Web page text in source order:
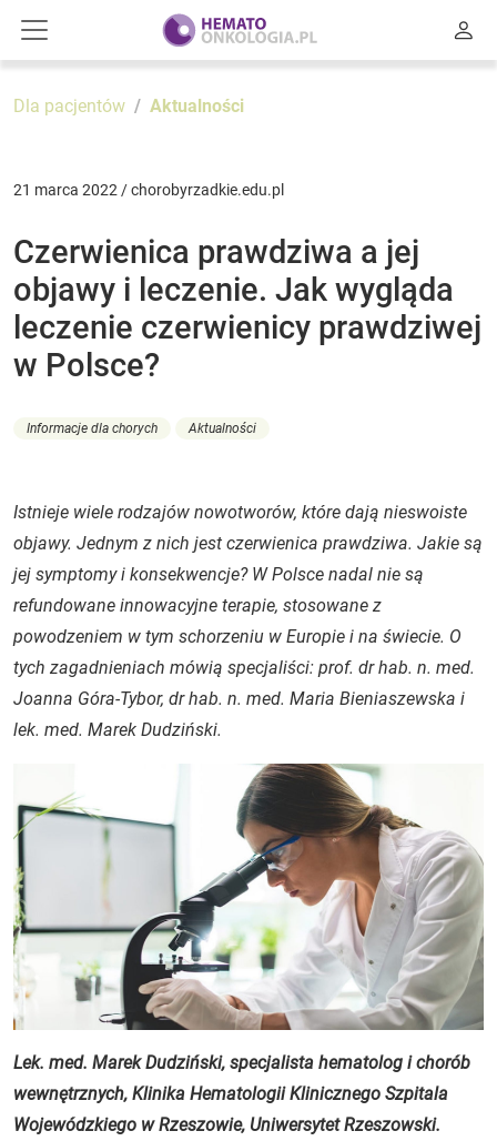
Dla pacjentów Aktualności
21 marca 2022 / chorobyrzadkie.edu.pl
Czerwienica prawdziwa a jej
objawy i leczenie. Jak wygląda
leczenie czerwienicy prawdziwej
w Polsce?
Informacje dla chorych Aktualności
Istnieje wiele rodzajów nowotworów, które dają nieswoiste
objawy. Jednym z nich jest czerwienica prawdziwa. Jakie są
jej symptomy i konsekwencje? W Polsce nadal nie są
refundowane innowacyjne terapie, stosowane z
powodzeniem w tym schorzeniu w Europie i na świecie. O
tych zagadnieniach mówią specjaliści: prof. dr hab. n. med.
Joanna Góra-Tybor, dr hab. n. med. Maria Bieniaszewska i
lek. med. Marek Dudziński.
Lek. med. Marek Dudziński, specjalista hematolog i chorób
wewnętrznych, Klinika Hematologii Klinicznego Szpitala
Wojewódzkiego w Rzeszowie, Uniwersytet Rzeszowski.